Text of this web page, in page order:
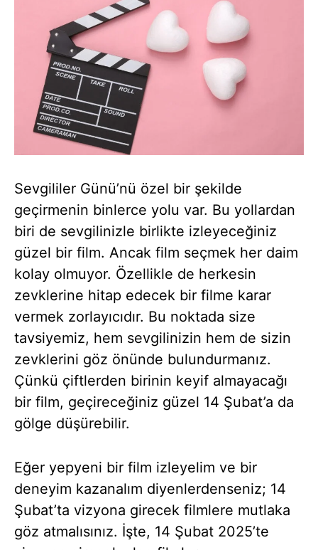
Sevgililer Günü’nü özel bir şekilde
geçirmenin binlerce yolu var. Bu yollardan
biri de sevgilinizle birlikte izleyeceğiniz
güzel bir film. Ancak film seçmek her daim
kolay olmuyor. Özellikle de herkesin
zevklerine hitap edecek bir filme karar
vermek zorlayıcıdır. Bu noktada size
tavsiyemiz, hem sevgilinizin hem de sizin
zevklerini göz önünde bulundurmanız.
Çünkü çiftlerden birinin keyif almayacağı
bir film, geçireceğiniz güzel 14 Şubat’a da
gölge düşürebilir.
Eğer yepyeni bir film izleyelim ve bir
deneyim kazanalım diyenlerdenseniz; 14
Şubat’ta vizyona girecek filmlere mutlaka
göz atmalısınız. İşte, 14 Şubat 2025’te